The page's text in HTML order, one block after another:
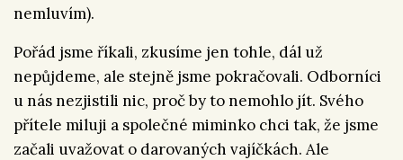
nemluvím).
Pořád jsme říkali, zkusíme jen tohle, dál už
nepůjdeme, ale stejně jsme pokračovali. Odborníci
u nás nezjistili nic, proč by to nemohlo jít. Svého
přítele miluji a společné miminko chci tak, že jsme
začali uvažovat o darovaných vajíčkách. Ale